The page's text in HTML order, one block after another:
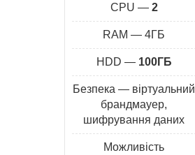
CPU — 2
RAM — 4ГБ
HDD — 100ГБ
Безпека — віртуальний
брандмауер,
шифрування даних
Можливість